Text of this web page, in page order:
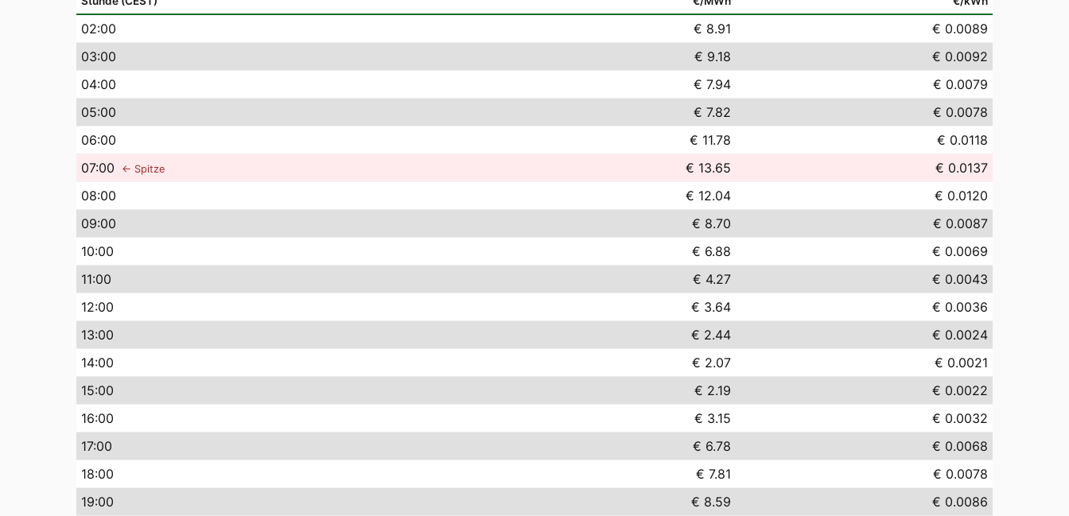
02:00 € 8.91
€ 0.0089
03:00 € 9.18
€ 0.0092
04:00 € 7.94
€ 0.0079
05:00 € 7.82
€ 0.0078
06:00 € 11.78
€ 0.0118
07:00 ← Spitze € 13.65
€ 0.0137
08:00 € 12.04
€ 0.0120
09:00 € 8.70
€ 0.0087
10:00 € 6.88
€ 0.0069
11:00 € 4.27
€ 0.0043
12:00 € 3.64
€ 0.0036
13:00 € 2.44
€ 0.0024
14:00 € 2.07
€ 0.0021
15:00 € 2.19
€ 0.0022
16:00 € 3.15
€ 0.0032
17:00 € 6.78
€ 0.0068
18:00 € 7.81
€ 0.0078
19:00 € 8.59
€ 0.0086